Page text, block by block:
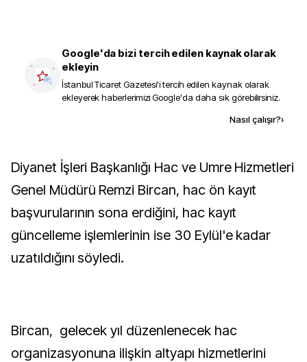
Google'da bizi tercih edilen kaynak olarak
ekleyin
İstanbul Ticaret Gazetesi'i tercih edilen kaynak olarak
ekleyerek haberlerimizi Google'da daha sık görebilirsiniz.
Nasıl çalışır?›
Diyanet İşleri Başkanlığı Hac ve Umre Hizmetleri
Genel Müdürü Remzi Bircan, hac ön kayıt
başvurularının sona erdiğini, hac kayıt
güncelleme işlemlerinin ise 30 Eylül'e kadar
uzatıldığını söyledi.
Bircan, gelecek yıl düzenlenecek hac
organizasyonuna ilişkin altyapı hizmetlerini